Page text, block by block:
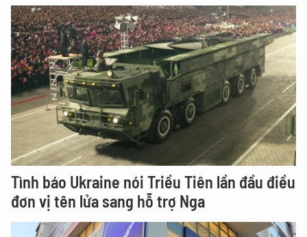
Tình báo Ukraine nói Triều Tiên lần đầu điều
đơn vị tên lửa sang hỗ trợ Nga